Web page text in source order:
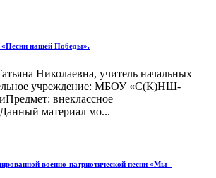
«Песни нашей Победы».
Николаевна, учитель начальных
учреждение: МБОУ «С(К)НШ-
внеклассное
материал мо...
военно-патриотической песни «Мы -